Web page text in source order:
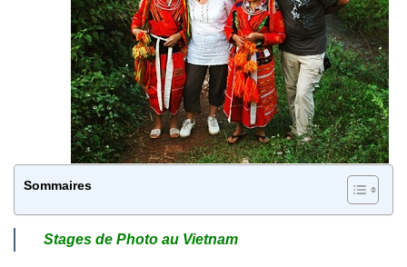
Sommaires
Stages de Photo au Vietnam